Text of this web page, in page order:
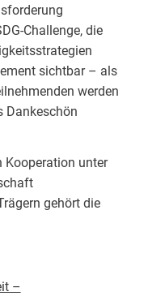
Challenge, die
sichtbar – als
werden
Dankeschön
Kooperation unter
gehört die
–